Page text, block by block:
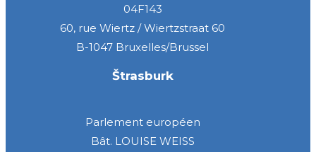
04F143
60, rue Wiertz / Wiertzstraat 60
B-1047 Bruxelles/Brussel
Štrasburk
Parlement européen
Bât. LOUISE WEISS